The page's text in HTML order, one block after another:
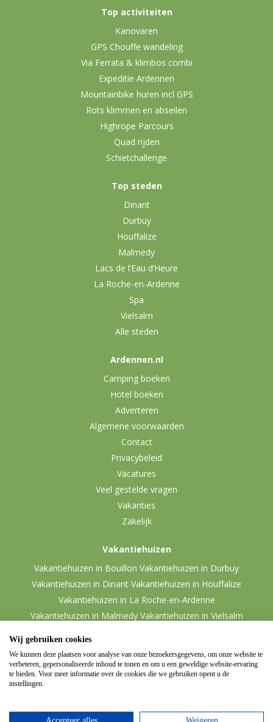
Top activiteiten
Kanovaren
GPS Chouffe wandeling
Via Ferrata & klimbos combi
Expeditie Ardennen
Mountainbike huren incl GPS
Rots klimmen en abseilen
Highrope Parcours
Quad rijden
Schietchallenge
Top steden
Dinant
Durbuy
Houffalize
Malmedy
Lacs de l’Eau d’Heure
La Roche-en-Ardenne
Spa
Vielsalm
Alle steden
Ardennen.nl
Camping boeken
Hotel boeken
Adverteren
Algemene voorwaarden
Contact
Privacybeleid
Vacatures
Veel gestelde vragen
Vakanties
Zakelijk
Vakantiehuizen
Vakantiehuizen in Bouillon Vakantiehuizen in Durbuy
Vakantiehuizen in Dinant Vakantiehuizen in Houffalize
Vakantiehuizen in La Roche-en-Ardenne
Vakantiehuizen in Malmedy Vakantiehuizen in Vielsalm
Wij gebruiken cookies
We kunnen deze plaatsen voor analyse van onze bezoekersgegevens, om onze website te
verbeteren, gepersonaliseerde inhoud te tonen en om u een geweldige website-ervaring
te bieden. Voor meer informatie over de cookies die we gebruiken opent u de
instellingen.